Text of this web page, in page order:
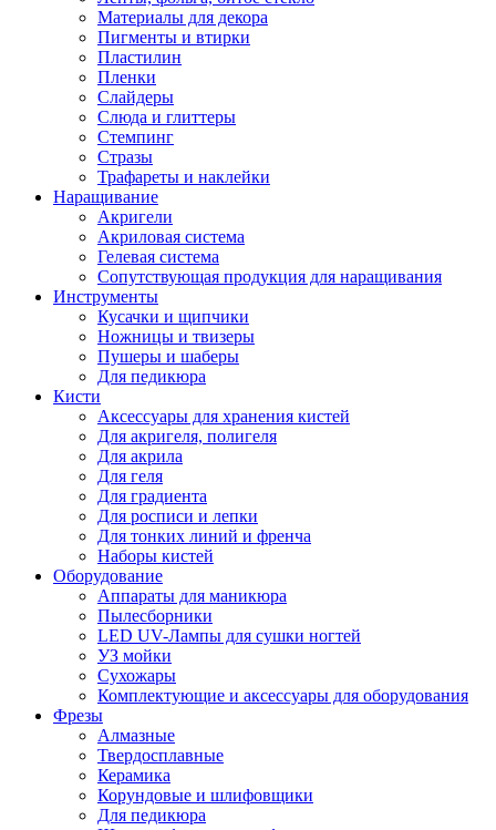
Материалы для декора
Пигменты и втирки
Пластилин
Пленки
Слайдеры
Слюда и глиттеры
Стемпинг
Стразы
Трафареты и наклейки
Наращивание
Акригели
Акриловая система
Гелевая система
Сопутствующая продукция для наращивания
Инструменты
Кусачки и щипчики
Ножницы и твизеры
Пушеры и шаберы
Для педикюра
Кисти
Аксессуары для хранения кистей
Для акригеля, полигеля
Для акрила
Для геля
Для градиента
Для росписи и лепки
Для тонких линий и френча
Наборы кистей
Оборудование
Аппараты для маникюра
Пылесборники
LED UV-Лампы для сушки ногтей
УЗ мойки
Сухожары
Комплектующие и аксессуары для оборудования
Фрезы
Алмазные
Твердосплавные
Керамика
Корундовые и шлифовщики
Для педикюра